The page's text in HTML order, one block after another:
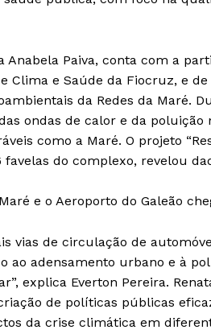
Paiva, conta com a
Clima e Saúde da Fiocruz, e
da Redes da Maré.
ondas de calor e da poluição
como a Maré. O projeto
do complexo, revelou
e o Aeroporto do Galeão
vias de circulação de
ao adensamento urbano e à
explica Everton Pereira.
de políticas públicas
da crise climática em